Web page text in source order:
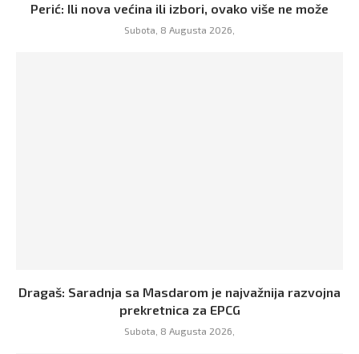
Perić: Ili nova većina ili izbori, ovako više ne može
Subota, 8 Augusta 2026,
Dragaš: Saradnja sa Masdarom je najvažnija razvojna
prekretnica za EPCG
Subota, 8 Augusta 2026,